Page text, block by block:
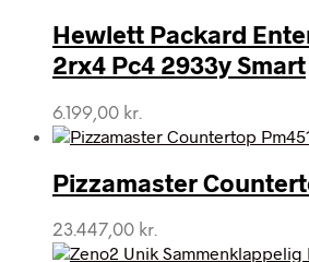
Hewlett Packard
2rx4 Pc4 2933y Smart
6.199,00 kr.
Pizzamaster
23.447,00 kr.